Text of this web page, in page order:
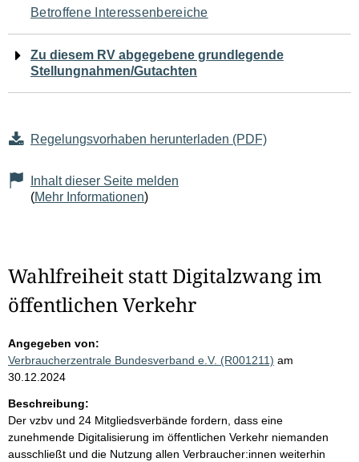
den
Seiteninhalt
Betroffene Interessenbereiche
Zu diesem RV abgegebene grundlegende
Stellungnahmen/Gutachten
Regelungsvorhaben herunterladen (PDF)
Inhalt dieser Seite melden
(Mehr Informationen)
Wahlfreiheit statt Digitalzwang im
öffentlichen Verkehr
Angegeben von:
Verbraucherzentrale Bundesverband e.V. (R001211) am
30.12.2024
Beschreibung:
Der vzbv und 24 Mitgliedsverbände fordern, dass eine
zunehmende Digitalisierung im öffentlichen Verkehr niemanden
ausschließt und die Nutzung allen Verbraucher:innen weiterhin